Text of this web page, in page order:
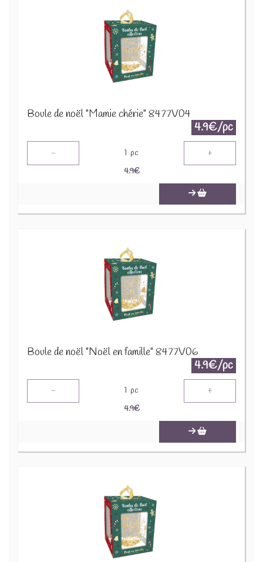
Boule de noël "Mamie chérie" 8477V04
4.9€/pc
- 1 pc +
4.9€
Boule de noël "Noël en famille" 8477V06
4.9€/pc
- 1 pc +
4.9€